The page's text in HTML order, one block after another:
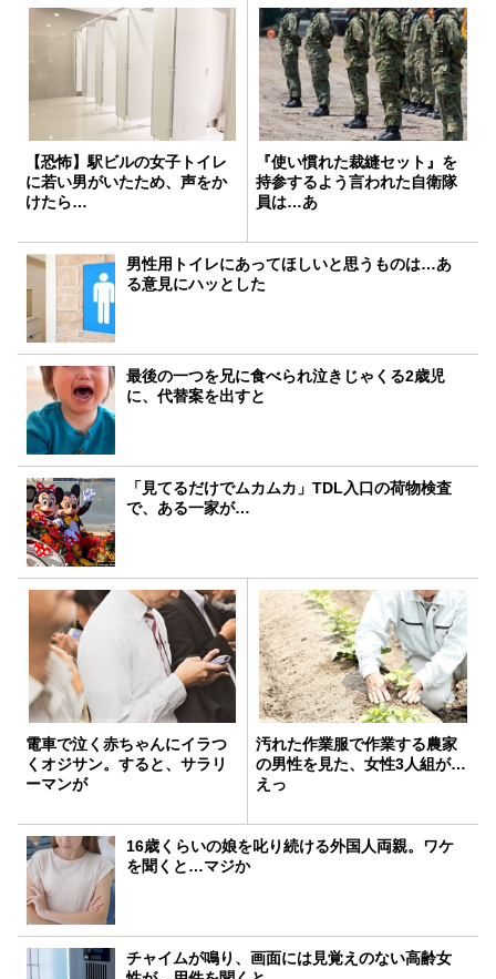
【恐怖】駅ビルの女子トイレ
に若い男がいたため、声をか
けたら…
『使い慣れた裁縫セット』を
持参するよう言われた自衛隊
員は…あ
男性用トイレにあってほしいと思うものは…あ
る意見にハッとした
最後の一つを兄に食べられ泣きじゃくる2歳児
に、代替案を出すと
「見てるだけでムカムカ」TDL入口の荷物検査
で、ある一家が…
電車で泣く赤ちゃんにイラつ
くオジサン。すると、サラリ
ーマンが
汚れた作業服で作業する農家
の男性を見た、女性3人組が…
えっ
16歳くらいの娘を叱り続ける外国人両親。ワケ
を聞くと…マジか
チャイムが鳴り、画面には見覚えのない高齢女